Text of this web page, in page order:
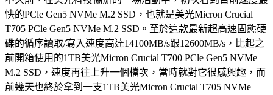
快的PCle Gen5 NVMe M.2 SSD，也就是美光Micron Crucial
T705 PCle Gen5 NVMe M.2 SSD。至於這款最新超高速固態硬
碟的循序讀取/寫入速度高達14100MB/s跟12600MB/s，比起之
前開箱使用的1TB美光Micron Crucial T700 PCle Gen5 NVMe
M.2 SSD，速度再往上升一個檔次，當時就對它很感興趣，而
前幾天也終於拿到一支1TB美光Micron Crucial T705 NVMe